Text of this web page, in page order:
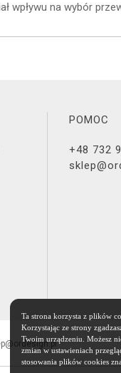
wpływu na wybór
POMOC
+48 732
Ta strona korzysta z plików
Korzystając ze strony
Twoim urządzeniu. Możesz
zmian w ustawieniach
stosowania plików cookies